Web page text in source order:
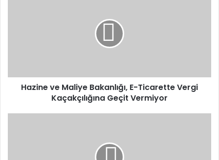
Geçit
Vermiyor
Hazine ve Maliye Bakanlığı, E-Ticarette Vergi
Kaçakçılığına Geçit Vermiyor